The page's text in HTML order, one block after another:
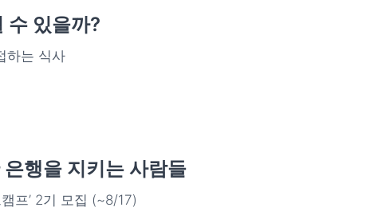
수 있을까?
하는 식사
행을 지키는 사람들
프’ 2기 모집 (~8/17)